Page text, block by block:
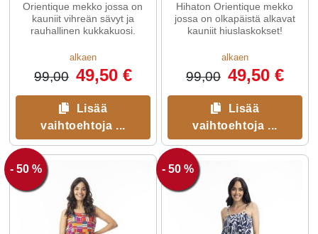
Orientique mekko jossa on
kauniit vihreän sävyt ja
rauhallinen kukkakuosi.
alkaen
99,00 49,50 €
Lisää
vaihtoehtoja ...
Hihaton Orientique mekko
jossa on olkapäistä alkavat
kauniit hiuslaskokset!
alkaen
99,00 49,50 €
Lisää
vaihtoehtoja ...
- 50 % - 50 %